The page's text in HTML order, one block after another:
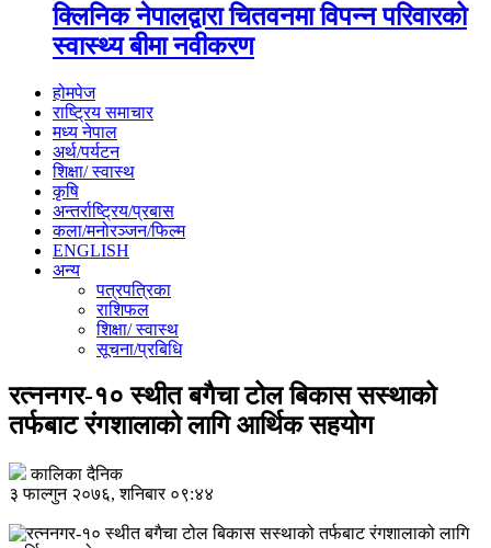
क्लिनिक नेपालद्वारा चितवनमा विपन्न परिवारको
स्वास्थ्य बीमा नवीकरण
होमपेज
राष्ट्रिय समाचार
मध्य नेपाल
अर्थ/पर्यटन
शिक्षा/ स्वास्थ
कृषि
अन्तर्राष्ट्रिय/प्रबास
कला/मनोरञ्जन/फिल्म
ENGLISH
अन्य
पत्रपत्रिका
राशिफल
शिक्षा/ स्वास्थ
सूचना/प्रबिधि
रत्ननगर-१० स्थीत बगैचा टोल बिकास सस्थाको
तर्फबाट रंगशालाको लागि आर्थिक सहयोग
कालिका दैनिक
३ फाल्गुन २०७६, शनिबार ०९:४४